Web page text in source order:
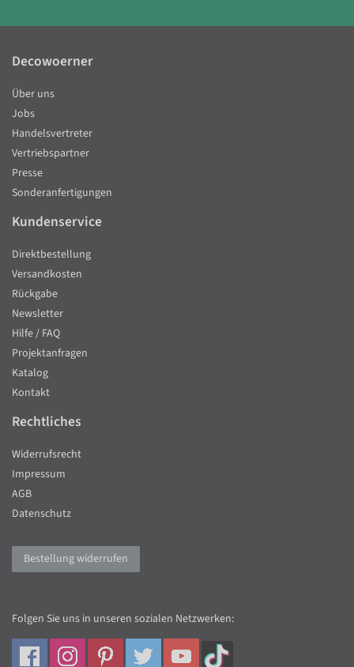
Decowoerner
Über uns
Jobs
Handelsvertreter
Vertriebspartner
Presse
Sonderanfertigungen
Kundenservice
Direktbestellung
Versandkosten
Rückgabe
Newsletter
Hilfe / FAQ
Projektanfragen
Katalog
Kontakt
Rechtliches
Widerrufsrecht
Impressum
AGB
Datenschutz
Bestellung widerrufen
Folgen Sie uns in unseren sozialen Netzwerken: